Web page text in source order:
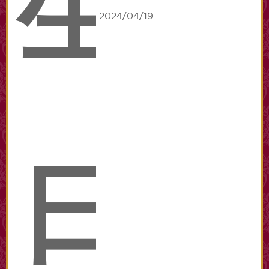
日
2024/04/19